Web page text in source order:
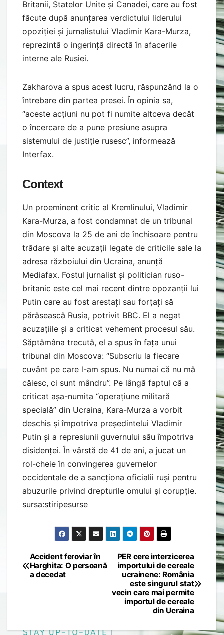
Britanii, Statelor Unite și Canadei, care au fost
făcute după anunțarea verdictului liderului
opoziției și jurnalistului Vladimir Kara-Murza,
reprezintă o ingerință directă în afacerile
interne ale Rusiei.
Zakharova a spus acest lucru, răspunzând la o
întrebare din partea presei. În opinia sa,
“aceste acțiuni nu pot fi numite altceva decât
o încercare de a pune presiune asupra
sistemului de justiție rusesc”, informează
Interfax.
Context
Un proeminent critic al Kremlinului, Vladimir
Kara-Murza, a fost condamnat de un tribunal
din Moscova la 25 de ani de închisoare pentru
trădare și alte acuzații legate de criticile sale la
adresa războiului din Ucraina, anunță
Mediafax. Fostul jurnalist și politician ruso-
britanic este cel mai recent dintre opozanții lui
Putin care au fost arestați sau forțați să
părăsească Rusia, potrivit BBC. El a negat
acuzațiile și a criticat vehement procesul său.
Săptămâna trecută, el a spus în fața unui
tribunal din Moscova: “Subscriu la fiecare
cuvânt pe care l-am spus. Nu numai că nu mă
căiesc, ci sunt mândru”. Pe lângă faptul că a
criticat așa-numita “operațiune militară
specială” din Ucraina, Kara-Murza a vorbit
deschis și împotriva președintelui Vladimir
Putin și a represiunii guvernului său împotriva
disidenței. În vârstă de 41 de ani, a jucat un
rol-cheie în convingerea guvernelor
occidentale de a sancționa oficialii ruși pentru
abuzurile privind drepturile omului și corupție.
sursa:stiripesurse
Post
navigation
PER cere interzicerea
importului de cereale
ucrainene: România
este singurul stat
vecin care mai permite
importul de cereale
din Ucraina
Accident feroviar în
Harghita: O persoană
a decedat